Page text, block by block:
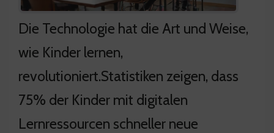
Die Technologie hat die Art und Weise,
wie Kinder lernen,
revolutioniert.Statistiken zeigen, dass
75% der Kinder mit digitalen
Lernressourcen schneller neue